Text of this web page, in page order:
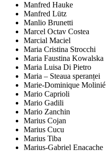
Manfred Hauke
Manfred Lütz
Manlio Brunetti
Marcel Octav Costea
Marcial Maciel
Maria Cristina Strocchi
Maria Faustina Kowalska
Maria Luisa Di Pietro
Maria – Steaua speranței
Marie-Dominique Molinié
Mario Caprioli
Mario Gadili
Mario Zanchin
Marius Cojan
Marius Cucu
Marius Tiba
Marius-Gabriel Enacache